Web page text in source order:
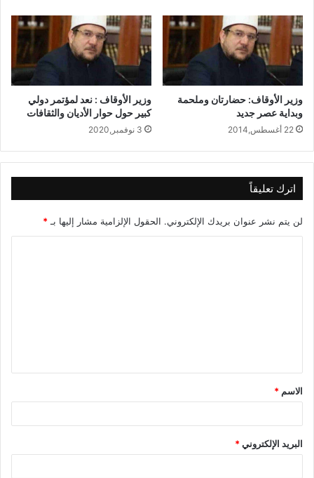
وزير الأوقاف: حضارتان وملحمة
وبداية عصر جديد
22 أغسطس,2014
وزير الأوقاف : نعد لمؤتمر دولي
كبير حول حوار الأديان والثقافات
3 نوفمبر,2020
اترك تعليقاً
لن يتم نشر عنوان بريدك الإلكتروني. الحقول الإلزامية مشار إليها بـ *
ق
*
الاسم *
البريد الإلكتروني*